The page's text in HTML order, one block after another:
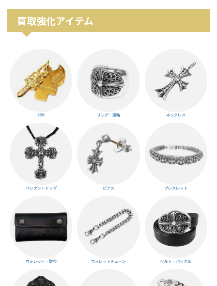
買取強化アイテム
22K リング・指輪 ネックレス
ペンダントトップ ピアス ブレスレット
ウォレット・財布 ウォレットチェーン ベルト・バックル